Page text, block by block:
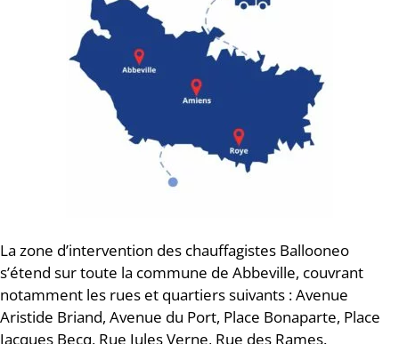
La zone d’intervention des chauffagistes Ballooneo
s’étend sur toute la commune de Abbeville, couvrant
notamment les rues et quartiers suivants : Avenue
Aristide Briand, Avenue du Port, Place Bonaparte, Place
Jacques Becq, Rue Jules Verne, Rue des Rames.